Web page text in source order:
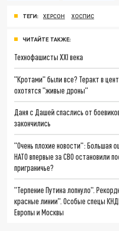
ТЕГИ: ХЕРСОН ХОСПИС
ЧИТАЙТЕ ТАКЖЕ:
Технофашисты XXI века
"Кротами" были все? Теракт в
охотятся "живые дроны"
Даня с Дашей спаслись от
закончились
"Очень плохие новости": Большая
НАТО впервые за СВО остановили
приграничье?
"Терпение Путина лопнуло".
красные линии". Особые спецы
Европы и Москвы